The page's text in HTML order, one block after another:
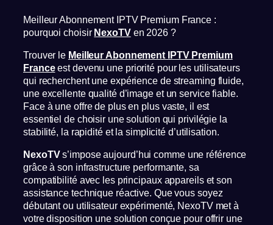
Meilleur Abonnement IPTV Premium France :
pourquoi choisir NexoTVen 2026 ?
Trouver le Meilleur Abonnement IPTV Premium
Franceest devenu une priorité pour les utilisateurs
qui recherchent une expérience de streaming fluide,
une excellente qualité d’image et un service fiable.
Face à une offre de plus en plus vaste, il est
essentiel de choisir une solution qui privilégie la
stabilité, la rapidité et la simplicité d’utilisation.
NexoTVs’impose aujourd’hui comme une référence
grâce à son infrastructure performante, sa
compatibilité avec les principaux appareils et son
assistance technique réactive. Que vous soyez
débutant ou utilisateur expérimenté, NexoTV met à
votre disposition une solution conçue pour offrir une